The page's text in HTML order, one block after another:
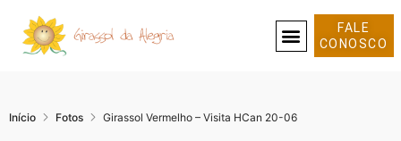
FALE
CONOSCO
Início Fotos Girassol Vermelho – Visita HCan 20-06